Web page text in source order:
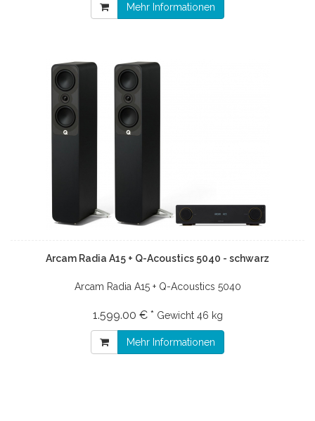
Mehr Informationen
Arcam Radia A15 + Q-Acoustics 5040 - schwarz
Arcam Radia A15 + Q-Acoustics 5040
1.599.00 € * Gewicht 46 kg
Mehr Informationen